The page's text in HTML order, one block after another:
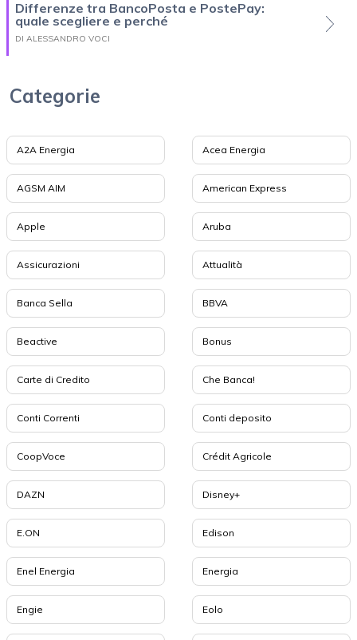
Differenze tra BancoPosta e PostePay:
quale scegliere e perché
DI ALESSANDRO VOCI
Categorie
A2A Energia Acea Energia
AGSM AIM American Express
Apple Aruba
Assicurazioni Attualità
Banca Sella BBVA
Beactive Bonus
Carte di Credito Che Banca!
Conti Correnti Conti deposito
CoopVoce Crédit Agricole
DAZN Disney+
E.ON Edison
Enel Energia Energia
Engie Eolo